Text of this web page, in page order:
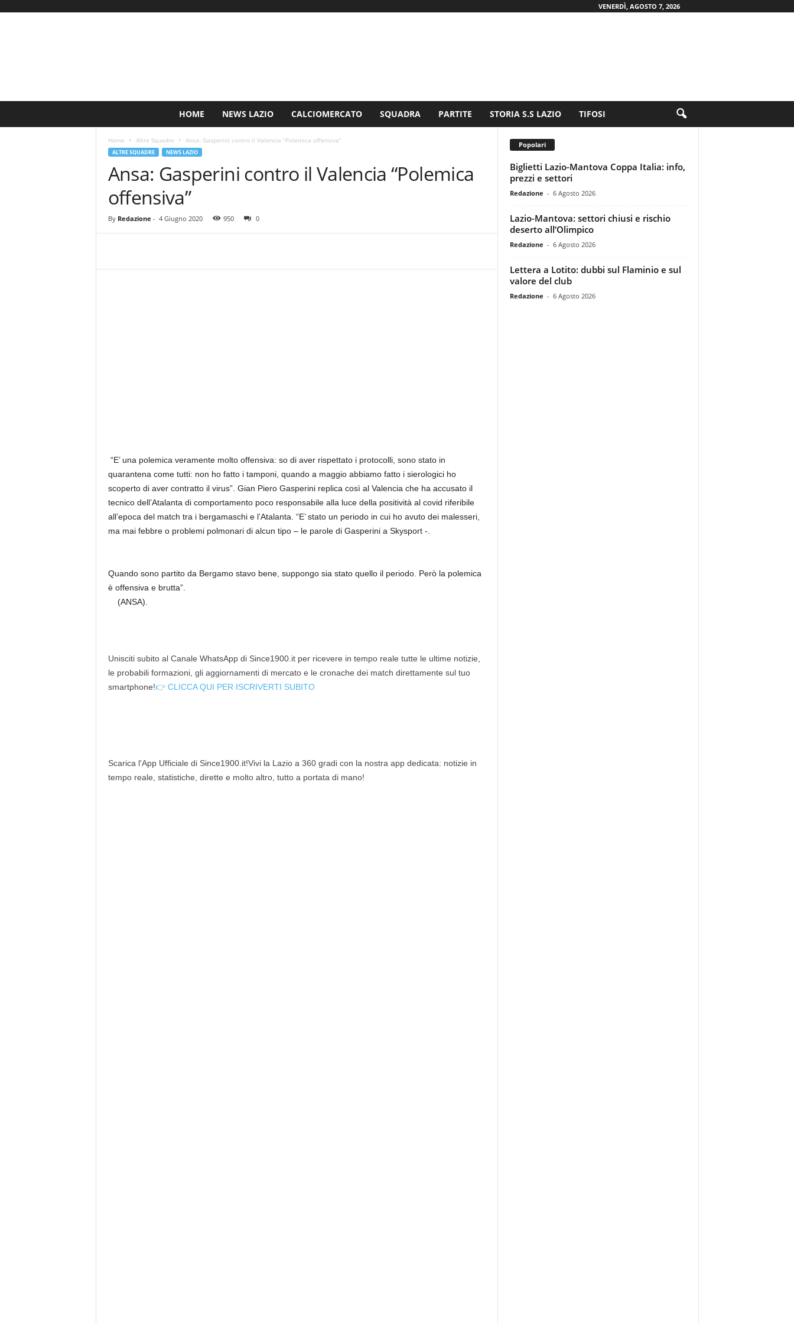
VENERDÌ, AGOSTO 7, 2026
HOME NEWS LAZIO CALCIOMERCATO SQUADRA PARTITE STORIA S.S LAZIO TIFOSI
Home Altre Squadre Ansa: Gasperini contro il Valencia “Polemica offensiva”
ALTRE SQUADRE NEWS LAZIO
Ansa: Gasperini contro il Valencia “Polemica
offensiva”
By Redazione - 4 Giugno 2020 950 0
“E’ una polemica veramente molto offensiva: so di aver rispettato i protocolli, sono stato in
quarantena come tutti: non ho fatto i tamponi, quando a maggio abbiamo fatto i sierologici ho
scoperto di aver contratto il virus”. Gian Piero Gasperini replica così al Valencia che ha accusato il
tecnico dell’Atalanta di comportamento poco responsabile alla luce della positività al covid riferibile
all’epoca del match tra i bergamaschi e l’Atalanta. “E’ stato un periodo in cui ho avuto dei malesseri,
ma mai febbre o problemi polmonari di alcun tipo – le parole di Gasperini a Skysport -.
Quando sono partito da Bergamo stavo bene, suppongo sia stato quello il periodo. Però la polemica
è offensiva e brutta”.
(ANSA).
Unisciti subito al Canale WhatsApp di Since1900.it per ricevere in tempo reale tutte le ultime notizie,
le probabili formazioni, gli aggiornamenti di mercato e le cronache dei match direttamente sul tuo
smartphone!👉 CLICCA QUI PER ISCRIVERTI SUBITO
Scarica l'App Ufficiale di Since1900.it!Vivi la Lazio a 360 gradi con la nostra app dedicata: notizie in
tempo reale, statistiche, dirette e molto altro, tutto a portata di mano!
Popolari
Biglietti Lazio-Mantova Coppa Italia: info,
prezzi e settori
Redazione - 6 Agosto 2026
Lazio-Mantova: settori chiusi e rischio
deserto all’Olimpico
Redazione - 6 Agosto 2026
Lettera a Lotito: dubbi sul Flaminio e sul
valore del club
Redazione - 6 Agosto 2026